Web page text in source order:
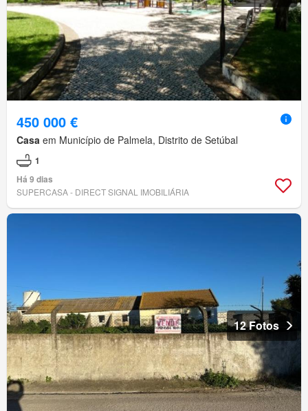
450 000 €
Casa em Município de Palmela, Distrito de Setúbal
1
Há 9 dias
SUPERCASA - DIRECT SIGNAL IMOBILIÁRIA
12 Fotos